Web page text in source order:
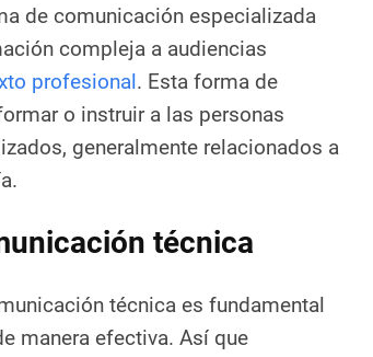
de comunicación especializada
compleja a audiencias
profesional. Esta forma de
o instruir a las personas
generalmente relacionados a
técnica
técnica es fundamental
manera efectiva. Así que